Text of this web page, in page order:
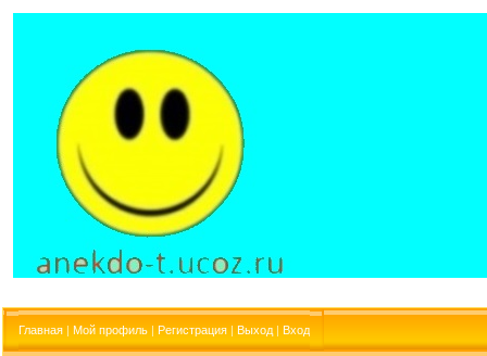
Главная | Мой профиль | Регистрация | Выход | Вход